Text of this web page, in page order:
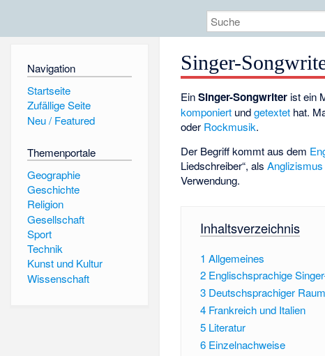
Navigation
Startseite
Zufällige Seite
Neu / Featured
Themenportale
Geographie
Geschichte
Religion
Gesellschaft
Sport
Technik
Kunst und Kultur
Wissenschaft
Singer-
EinSinger-Songwriter ist ein
komponiert undgetextet hat.
oder Rockmusik.
Der Begriff kommt aus dem
Liedschreiber“, alsAnglizismus
Verwendung.
Inhaltsverzeichnis
1 Allgemeines
2 Englischsprachige
3 Deutschsprachiger Raum
4 Frankreich und Italien
5 Literatur
6 Einzelnachweise